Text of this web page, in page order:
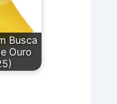
Busca
Ouro